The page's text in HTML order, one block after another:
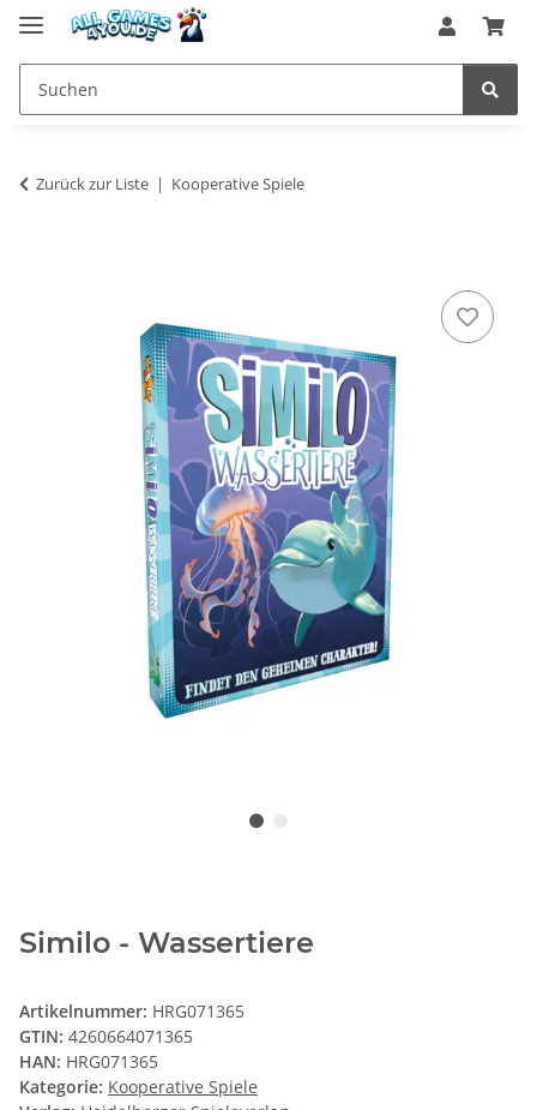
Zurück zur Liste Kooperative Spiele
Similo - Wassertiere
Artikelnummer: HRG071365
GTIN: 4260664071365
HAN: HRG071365
Kategorie: Kooperative Spiele